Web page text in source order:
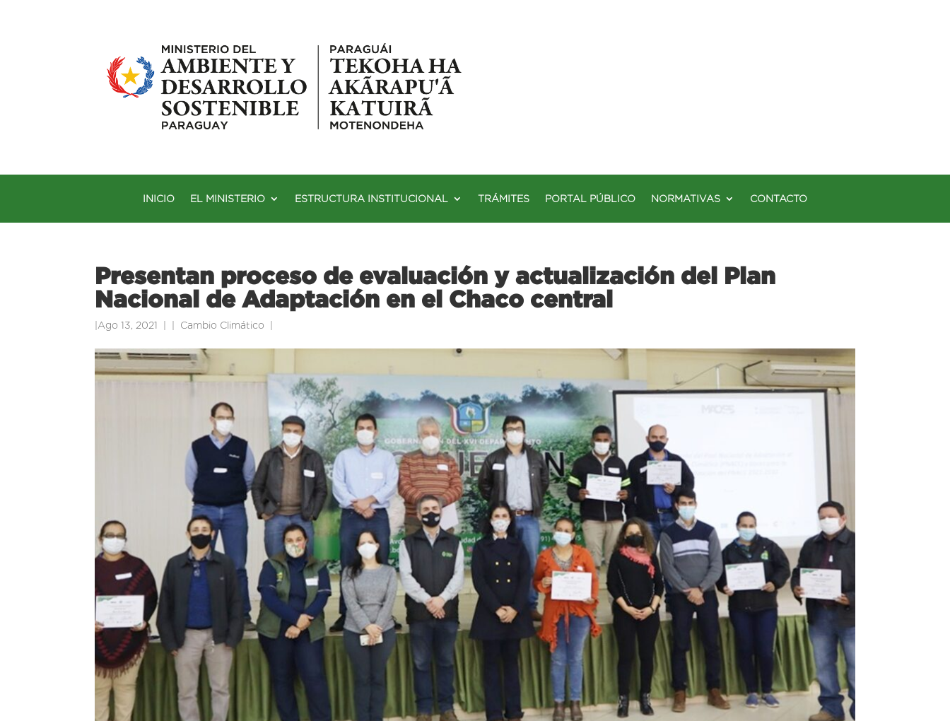
INICIO EL MINISTERIO ESTRUCTURA INSTITUCIONAL TRÁMITES PORTAL PÚBLICO NORMATIVAS CONTACTO
Presentan proceso de evaluación y actualización del Plan
Nacional de Adaptación en el Chaco central
Ago 13, 2021 Cambio Climático